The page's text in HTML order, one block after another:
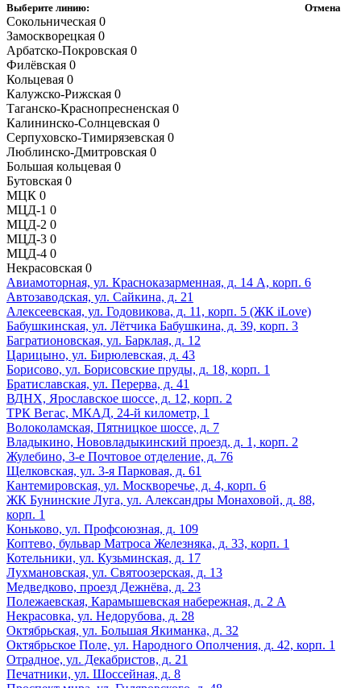
Выберите линию: Отмена
Сокольническая 0
Замоскворецкая 0
Арбатско-Покровская 0
Филёвская 0
Кольцевая 0
Калужско-Рижская 0
Таганско-Краснопресненская 0
Калининско-Солнцевская 0
Серпуховско-Тимирязевская 0
Люблинско-Дмитровская 0
Большая кольцевая 0
Бутовская 0
МЦК 0
МЦД-1 0
МЦД-2 0
МЦД-3 0
МЦД-4 0
Некрасовская 0
Авиамоторная, ул. Красноказарменная, д. 14 А, корп. 6
Автозаводская, ул. Сайкина, д. 21
Алексеевская, ул. Годовикова, д. 11, корп. 5 (ЖК iLove)
Бабушкинская, ул. Лётчика Бабушкина, д. 39, корп. 3
Багратионовская, ул. Барклая, д. 12
Царицыно, ул. Бирюлевская, д. 43
Борисово, ул. Борисовские пруды, д. 18, корп. 1
Братиславская, ул. Перерва, д. 41
ВДНХ, Ярославское шоссе, д. 12, корп. 2
ТРК Вегас, МКАД, 24-й километр, 1
Волоколамская, Пятницкое шоссе, д. 7
Владыкино, Нововладыкинский проезд, д. 1, корп. 2
Жулебино, 3-е Почтовое отделение, д. 76
Щелковская, ул. 3-я Парковая, д. 61
Кантемировская, ул. Москворечье, д. 4, корп. 6
ЖК Бунинские Луга, ул. Александры Монаховой, д. 88,
корп. 1
Коньково, ул. Профсоюзная, д. 109
Коптево, бульвар Матроса Железняка, д. 33, корп. 1
Котельники, ул. Кузьминская, д. 17
Лухмановская, ул. Святоозерская, д. 13
Медведково, проезд Дежнёва, д. 23
Полежаевская, Карамышевская набережная, д. 2 А
Некрасовка, ул. Недорубова, д. 28
Октябрьская, ул. Большая Якиманка, д. 32
Октябрьское Поле, ул. Народного Ополчения, д. 42, корп. 1
Отрадное, ул. Декабристов, д. 21
Печатники, ул. Шоссейная, д. 8